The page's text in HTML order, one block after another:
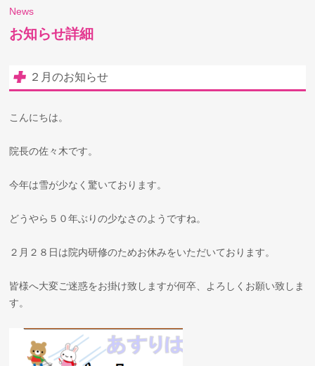
News
お知らせ詳細
２月のお知らせ
こんにちは。
院長の佐々木です。
今年は雪が少なく驚いております。
どうやら５０年ぶりの少なさのようですね。
２月２８日は院内研修のためお休みをいただいております。
皆様へ大変ご迷惑をお掛け致しますが何卒、よろしくお願い致しま
す。